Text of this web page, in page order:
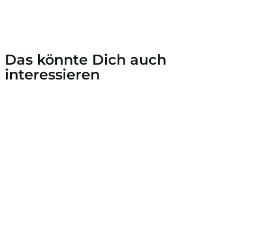
Das könnte Dich auch
interessieren